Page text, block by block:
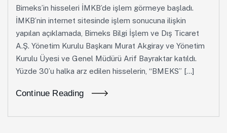
Bimeks’in hisseleri İMKB’de işlem görmeye başladı.
İMKB’nin internet sitesinde işlem sonucuna ilişkin
yapılan açıklamada, Bimeks Bilgi İşlem ve Dış Ticaret
A.Ş. Yönetim Kurulu Başkanı Murat Akgiray ve Yönetim
Kurulu Üyesi ve Genel Müdürü Arif Bayraktar katıldı.
Yüzde 30’u halka arz edilen hisselerin, “BMEKS” […]
Continue Reading